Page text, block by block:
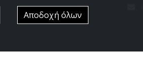
Αποδοχή όλων